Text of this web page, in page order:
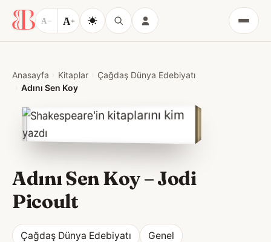
A − A+
Menü
Anasayfa Kitaplar
Çağdaş Dünya Edebiyatı
Adını Sen Koy
Adını Sen Koy–Jodi
Picoult
Çağdaş Dünya Edebiyatı Genel